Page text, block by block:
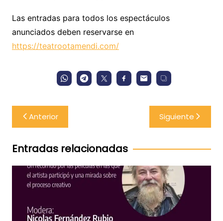
Las entradas para todos los espectáculos
anunciados deben reservarse en
https://teatrootamendi.com/
Navegación
de
entradas
Anterior Siguiente
Entradas relacionadas